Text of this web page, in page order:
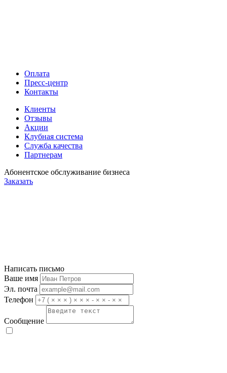
Оплата
Пресс-центр
Контакты
Клиенты
Отзывы
Акции
Клубная система
Служба качества
Партнерам
Абонентское обслуживание бизнеса
Заказать
Написать письмо
Ваше имя
Эл. почта
Телефон
Сообщение